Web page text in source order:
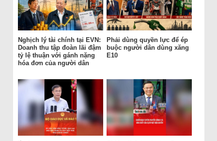
Nghịch lý tài chính tại EVN:
Doanh thu tập đoàn lãi đậm
tỷ lệ thuận với gánh nặng
hóa đơn của người dân
Phải dùng quyền lực để ép
buộc người dân dùng xăng
E10